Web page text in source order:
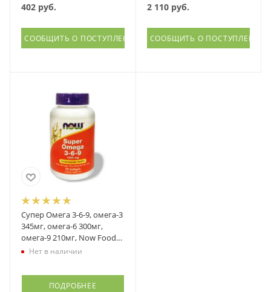
402 руб.
СООБЩИТЬ О ПОСТУПЛЕНИИ
2 110руб.
СООБЩИТЬ О ПОСТУПЛЕНИИ
Супер Омега 3-6-9, омега-3
345мг, омега-6 300мг,
омега-9 210мг, Now Foods
(Нау фудс)
Нет в наличии
ПОДРОБНЕЕ